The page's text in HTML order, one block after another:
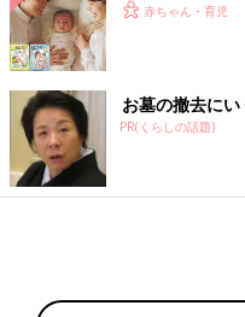
赤ちゃん・育児
お墓の撤去に
PR(くらしの話題)